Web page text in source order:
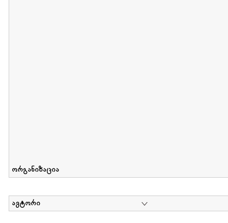
ორგანიზაცია
ავტორი